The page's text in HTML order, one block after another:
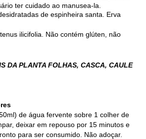
ter cuidado ao manusea-la.
de espinheira santa. Erva
ilicifolia . Não contém glúten, não
DA PLANTA FOLHAS, CASCA, CAULE
de água fervente sobre 1 colher de
deixar em repouso por 15 minutos e
para ser consumido. Não adoçar.